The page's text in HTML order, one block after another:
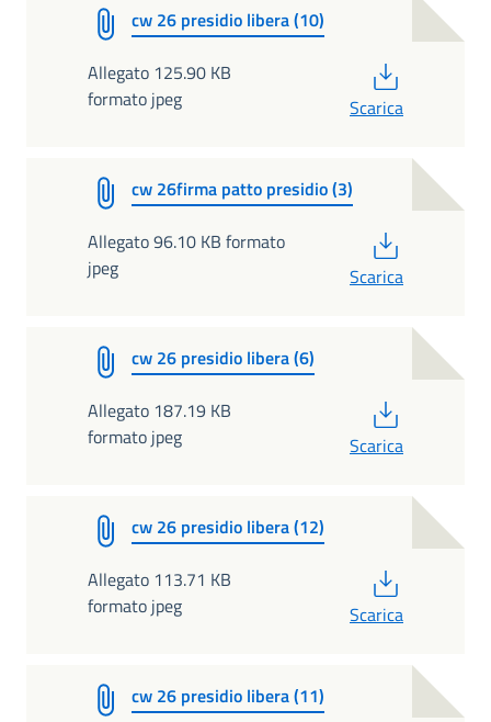
cw 26 presidio libera (10)
Allegato 125.90 KB
formato jpeg
Scarica
cw 26firma patto presidio (3)
Allegato 96.10 KB formato
jpeg
Scarica
cw 26 presidio libera (6)
Allegato 187.19 KB
formato jpeg
Scarica
cw 26 presidio libera (12)
Allegato 113.71 KB
formato jpeg
Scarica
cw 26 presidio libera (11)